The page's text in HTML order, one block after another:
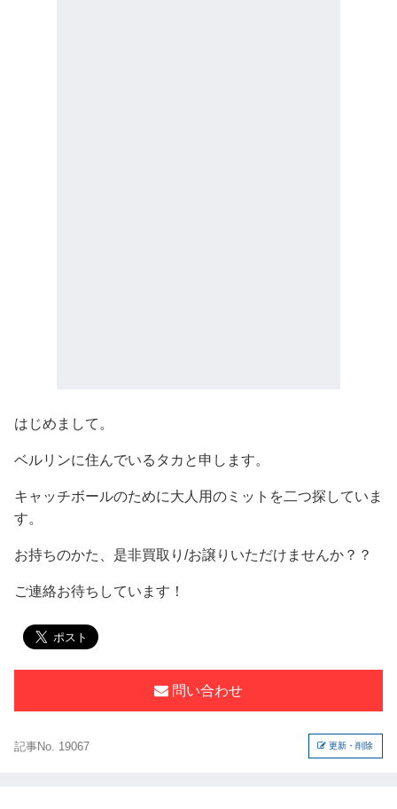
はじめまして。
ベルリンに住んでいるタカと申します。
キャッチボールのために大人用のミットを二つ探していま
す。
お持ちのかた、是非買取り/お譲りいただけませんか？？
ご連絡お待ちしています！
問い合わせ
記事No. 19067 更新・削除